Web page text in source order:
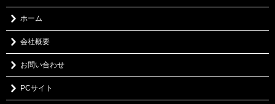
ホーム
会社概要
お問い合わせ
PCサイト